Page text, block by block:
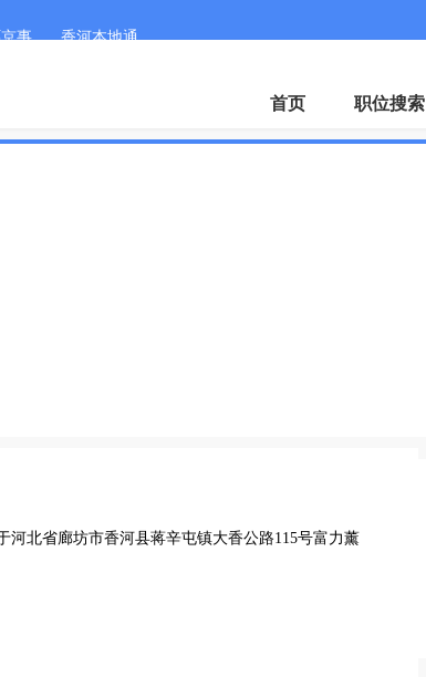
事 香河本地通
首页 职位搜索
河北省廊坊市香河县蒋辛屯镇大香公路115号富力薰